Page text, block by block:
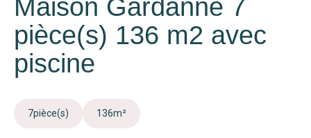
Maison Gardanne 7
pièce(s) 136 m2 avec
piscine
7pièce(s) 136m²